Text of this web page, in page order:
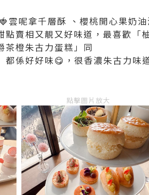
雲呢拿千層酥 、櫻桃開心果奶
點賣相又靚又好味道，最喜歡「
茶橙朱古力蛋糕」同
都係好好味😋，很香濃朱古力味
點擊圖片放大